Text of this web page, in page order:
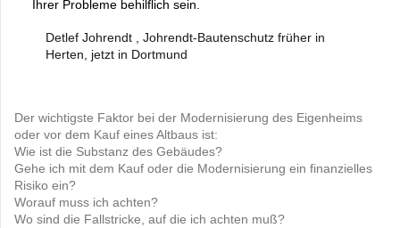
Ihrer Probleme behilflich sein.
Detlef Johrendt , Johrendt-Bautenschutz früher in
Herten, jetzt in Dortmund
Der wichtigste Faktor bei der Modernisierung des Eigenheims
oder vor dem Kauf eines Altbaus ist:
Wie ist die Substanz des Gebäudes?
Gehe ich mit dem Kauf oder die Modernisierung ein finanzielles
Risiko ein?
Worauf muss ich achten?
Wo sind die Fallstricke, auf die ich achten muß?